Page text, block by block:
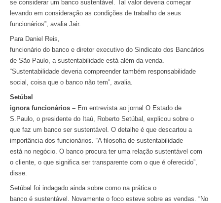
se considerar um banco sustentável. Tal valor deveria começar
levando em consideração as condições de trabalho de seus
funcionários”, avalia Jair.
Para Daniel Reis,
funcionário do banco e diretor executivo do Sindicato dos Bancários
de São Paulo, a sustentabilidade está além da venda.
“Sustentabilidade deveria compreender também responsabilidade
social, coisa que o banco não tem”, avalia.
Setúbal
ignora funcionários – Em entrevista ao jornal O Estado de
S.Paulo, o presidente do Itaú, Roberto Setúbal, explicou sobre o
que faz um banco ser sustentável. O detalhe é que descartou a
importância dos funcionários. “A filosofia de sustentabilidade
está no negócio. O banco procura ter uma relação sustentável com
o cliente, o que significa ser transparente com o que é oferecido”,
disse.
Setúbal foi indagado ainda sobre como na prática o
banco é sustentável. Novamente o foco esteve sobre as vendas. “No